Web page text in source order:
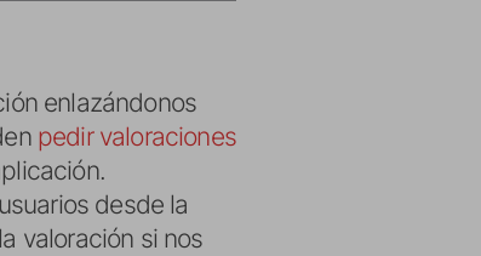
enlazándonos
pedir valoraciones
desde la
valoración si nos